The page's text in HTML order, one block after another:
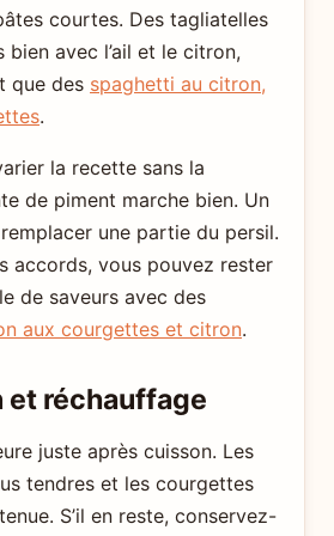
courtes. Des tagliatelles
avec l’ail et le citron,
que des spaghetti au citron,
.
la recette sans la
de piment marche bien. Un
une partie du persil.
accords, vous pouvez rester
de saveurs avec des
aux courgettes et citron.
et réchauffage
juste après cuisson. Les
tendres et les courgettes
S’il en reste, conservez-